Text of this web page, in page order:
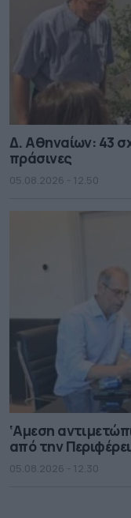
Δ. Αθηναίων: 43
πράσινες
05.08.2026 - 12.50
‘Αμεση
από την
05.08.2026 - 12.30